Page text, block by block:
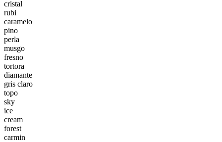
cristal
rubi
caramelo
pino
perla
musgo
fresno
tortora
diamante
gris claro
topo
sky
ice
cream
forest
carmin